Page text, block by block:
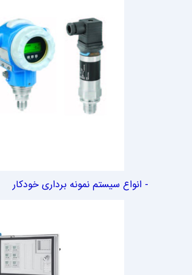
- انواع سیستم نمونه برداری خودکار